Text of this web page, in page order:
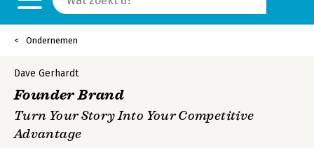
Ondernemen
Dave Gerhardt
Founder Brand
Turn Your Story Into Your Competitive
Advantage